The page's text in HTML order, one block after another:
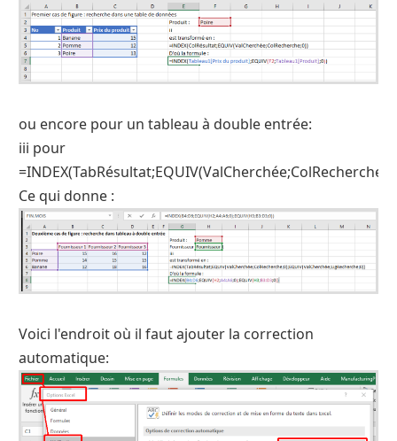
ou encore pour un tableau à double entrée:
iii pour
Ce qui donne :
Voici l'endroit où il faut ajouter la correction
automatique: